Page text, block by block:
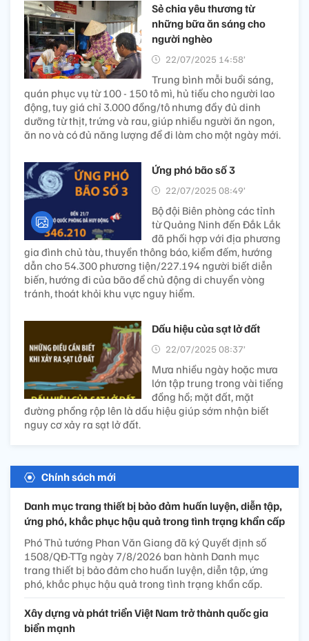
Sẻ chia yêu thương từ
những bữa ăn sáng cho
người nghèo
22/07/2025 14:58’
Trung bình mỗi buổi sáng,
quán phục vụ từ 100 - 150 tô mì, hủ tiếu cho người lao
động, tuy giá chỉ 3.000 đồng/tô nhưng đầy đủ dinh
dưỡng từ thịt, trứng và rau, giúp nhiều người ăn ngon,
ăn no và có đủ năng lượng để đi làm cho một ngày mới.
Ứng phó bão số 3
22/07/2025 08:49’
Bộ đội Biên phòng các tỉnh
từ Quảng Ninh đến Đắk Lắk
đã phối hợp với địa phương
gia đình chủ tàu, thuyền thông báo, kiểm đếm, hướng
dẫn cho 54.300 phương tiện/227.194 người biết diễn
biến, hướng đi của bão để chủ động di chuyển vòng
tránh, thoát khỏi khu vực nguy hiểm.
Dấu hiệu của sạt lở đất
22/07/2025 08:37’
Mưa nhiều ngày hoặc mưa
lớn tập trung trong vài tiếng
đồng hồ; mặt đất, mặt
đường phồng rộp lên là dấu hiệu giúp sớm nhận biết
nguy cơ xảy ra sạt lở đất.
Chính sách mới
Danh mục trang thiết bị bảo đảm huấn luyện, diễn tập,
ứng phó, khắc phục hậu quả trong tình trạng khẩn cấp
Phó Thủ tướng Phan Văn Giang đã ký Quyết định số
1508/QĐ-TTg ngày 7/8/2026 ban hành Danh mục
trang thiết bị bảo đảm cho huấn luyện, diễn tập, ứng
phó, khắc phục hậu quả trong tình trạng khẩn cấp.
Xây dựng và phát triển Việt Nam trở thành quốc gia
biển mạnh